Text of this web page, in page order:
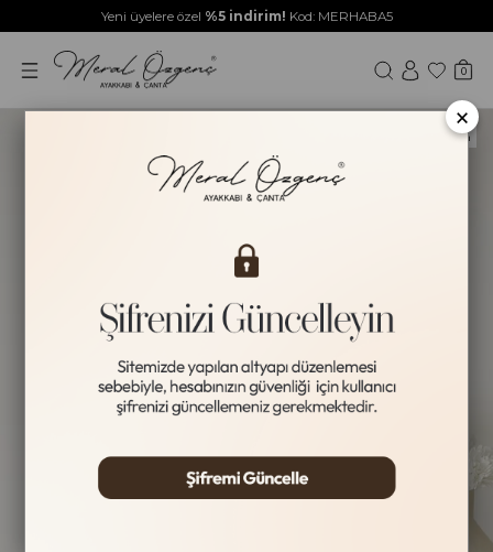
Yeni üyelere özel %5 indirim! Kod: MERHABA5
0
Yeni Ürün
×